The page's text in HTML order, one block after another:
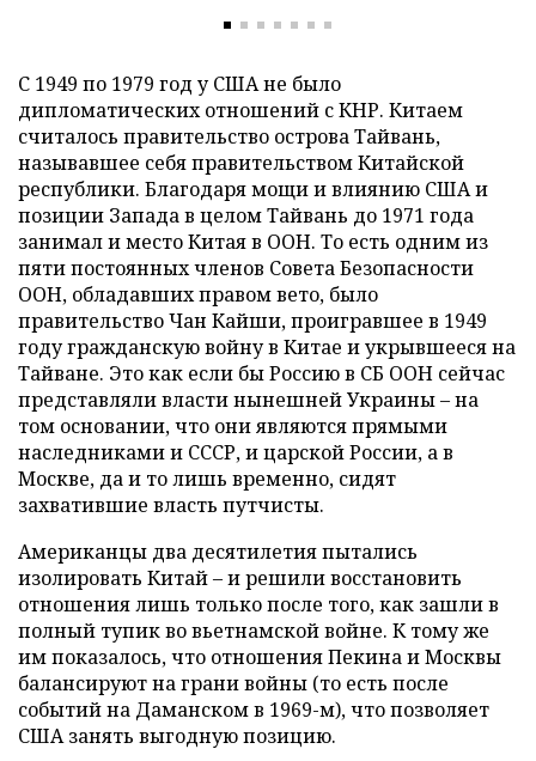
С 1949 по 1979 год у США не было
дипломатических отношений с КНР. Китаем
считалось правительство острова Тайвань,
называвшее себя правительством Китайской
республики. Благодаря мощи и влиянию США и
позиции Запада в целом Тайвань до 1971 года
занимал и место Китая в ООН. То есть одним из
пяти постоянных членов Совета Безопасности
ООН, обладавших правом вето, было
правительство Чан Кайши, проигравшее в 1949
году гражданскую войну в Китае и укрывшееся на
Тайване. Это как если бы Россию в СБ ООН сейчас
представляли власти нынешней Украины – на
том основании, что они являются прямыми
наследниками и СССР, и царской России, а в
Москве, да и то лишь временно, сидят
захватившие власть путчисты.
Американцы два десятилетия пытались
изолировать Китай – и решили восстановить
отношения лишь только после того, как зашли в
полный тупик во вьетнамской войне. К тому же
им показалось, что отношения Пекина и Москвы
балансируют на грани войны (то есть после
событий на Даманском в 1969-м), что позволяет
США занять выгодную позицию.